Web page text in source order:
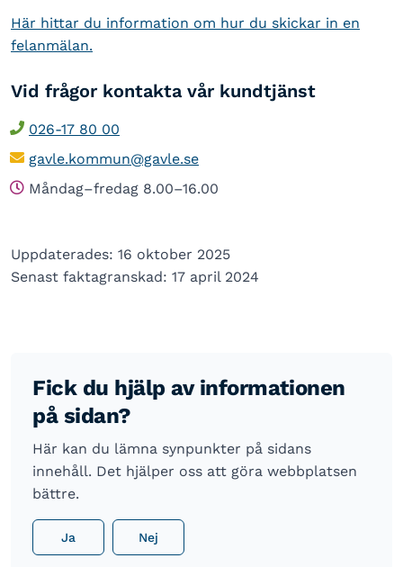
Här hittar du information om hur du skickar in en
felanmälan.
Vid frågor kontakta vår kundtjänst
026-17 80 00
gavle.kommun@gavle.se
Måndag–fredag 8.00–16.00
Uppdaterades: 16 oktober 2025
Senast faktagranskad: 17 april 2024
Fick du hjälp av informationen
på sidan?
Här kan du lämna synpunkter på sidans
innehåll. Det hjälper oss att göra webbplatsen
bättre.
Ja Nej